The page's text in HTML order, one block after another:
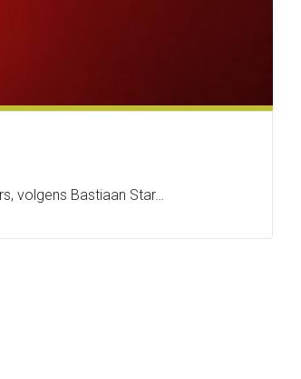
volgens Bastiaan Star…